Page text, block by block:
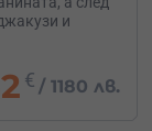
и
€ /1180 лв.